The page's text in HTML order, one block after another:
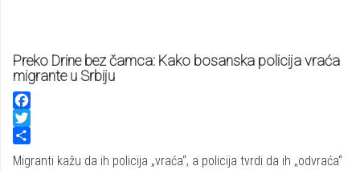
Preko Drine bez čamca: Kako bosanska policija vraća
migrante u Srbiju
Facebook
Twitter
Share
Migranti kažu da ih policija „vraća“, a policija tvrdi da ih „odvraća“